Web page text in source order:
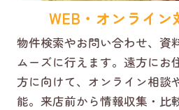
WEB・オンライン
物件検索やお問い合わせ、資
ムーズに行えます。遠方にお
方に向けて、オンライン相談
能。来店前から情報収集・比